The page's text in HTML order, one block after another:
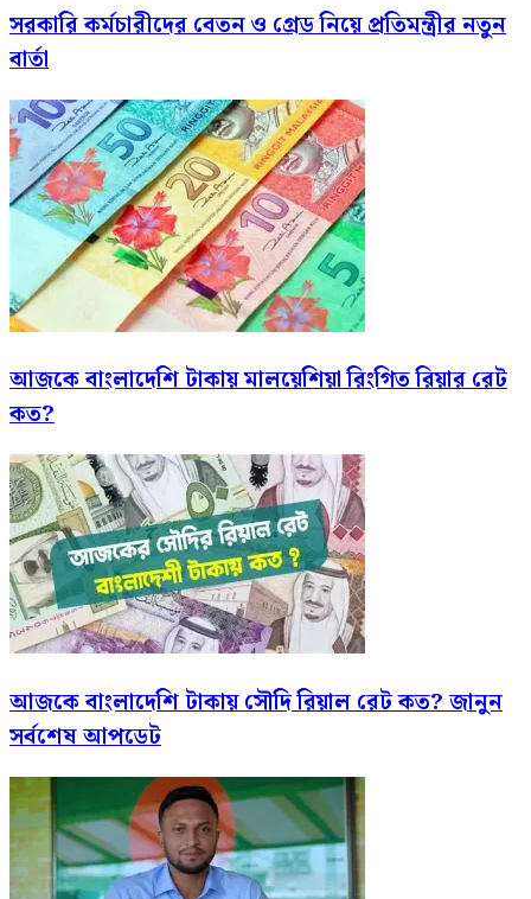
সরকারি কর্মচারীদের বেতন ও গ্রেড নিয়ে প্রতিমন্ত্রীর নতুন
বার্তা
আজকে বাংলাদেশি টাকায় মালয়েশিয়া রিংগিত রিয়ার রেট
কত?
আজকে বাংলাদেশি টাকায় সৌদি রিয়াল রেট কত? জানুন
সর্বশেষ আপডেট